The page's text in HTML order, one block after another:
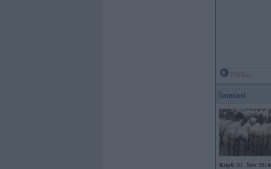
Samsasi
Kopš: 01. Nov 2014